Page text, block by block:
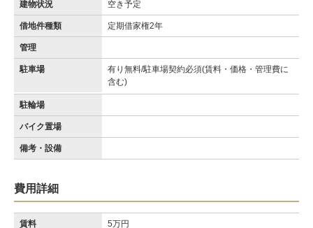
建物状況 空き予定
借地件種類 定期借家権2年
管理
駐車場
有り無料/駐車場契約必須(賃料・価格・管理費に
含む)
駐輪場
バイク置場
備考・設備
費用詳細
賃料 5万円